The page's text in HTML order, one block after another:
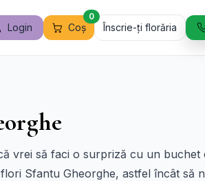
Login Coș
0
Înscrie-ți florăria
vrei să faci o surpriză cu un buchet
Sfantu Gheorghe, astfel încât să